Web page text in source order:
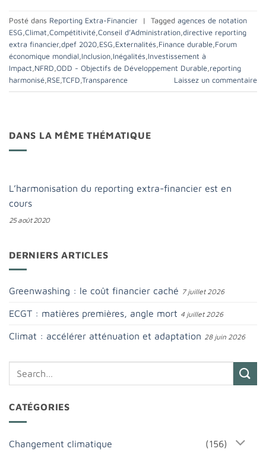
Posté dans Reporting Extra-Financier | Tagged agences de notation
ESG,Climat,Compétitivité,Conseil d’Administration,directive reporting
extra financier,dpef 2020,ESG,Externalités,Finance durable,Forum
économique mondial,Inclusion,Inégalités,Investissement à
Impact,NFRD,ODD - Objectifs de Développement Durable,reporting
harmonisé,RSE,TCFD,Transparence Laissez un commentaire
DANS LA MÊME THÉMATIQUE
L’harmonisation du reporting extra-financier est en
cours
25 août 2020
DERNIERS ARTICLES
Greenwashing : le coût financier caché 7 juillet 2026
ECGT : matières premières, angle mort 4 juillet 2026
Climat : accélérer atténuation et adaptation 28 juin 2026
CATÉGORIES
Changement climatique (156)